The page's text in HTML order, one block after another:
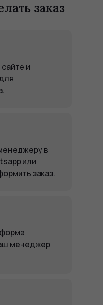
в
или
заказ.
заказ
и
форме
менеджер